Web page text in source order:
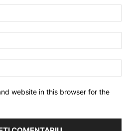
website in this browser for the